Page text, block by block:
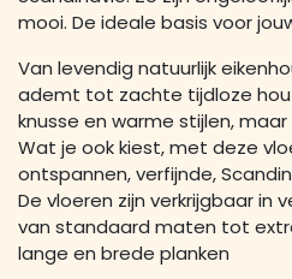
mooi. De ideale basis voor
Van levendig natuurlijk
ademt tot zachte tijdloze
knusse en warme stijlen,
Wat je ook kiest, met deze
ontspannen, verfijnde,
De vloeren zijn verkrijgbaar in
van standaard maten tot
lange en brede planken